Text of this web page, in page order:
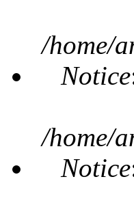
/home/
Notice
/home/
Notice